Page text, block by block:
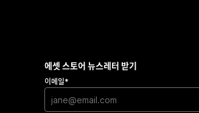
에셋 스토어 뉴스레터 받기
이메일*